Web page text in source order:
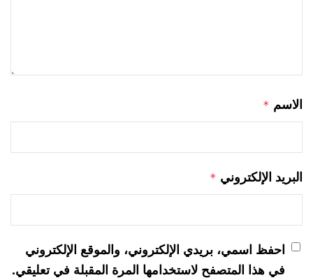
الاسم *
البريد الإلكتروني *
احفظ اسمي، بريدي الإلكتروني، والموقع الإلكتروني
في هذا المتصفح لاستخدامها المرة المقبلة في تعليقي.